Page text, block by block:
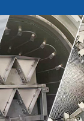
工业炉客户
真空气氛炉
耐火隔热材